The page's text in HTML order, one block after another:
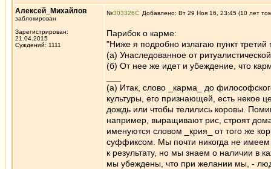
Алексей_Михайлов
заблокирован
Зарегистрирован:
21.04.2015
Суждений: 1111
№303326 Добавлено: Вт 29 Ноя 16, 23:45 (10 лет
Парибок о карме:
"Ниже я подробно излагаю пункт
(а) Унаследованное от
(б) От нее же идет и убеждение, что
(а) Итак, слово _карма_ до
культуры, его признающей, есть некое
дождь или чтобы телились коровы.
например, выращивают рис, строят
именуются словом _крия_ от того же
суффиксом. Мы почти никогда не имеем
к результату, но мы знаем о наличии в
мы убеждены, что при желании мы, -